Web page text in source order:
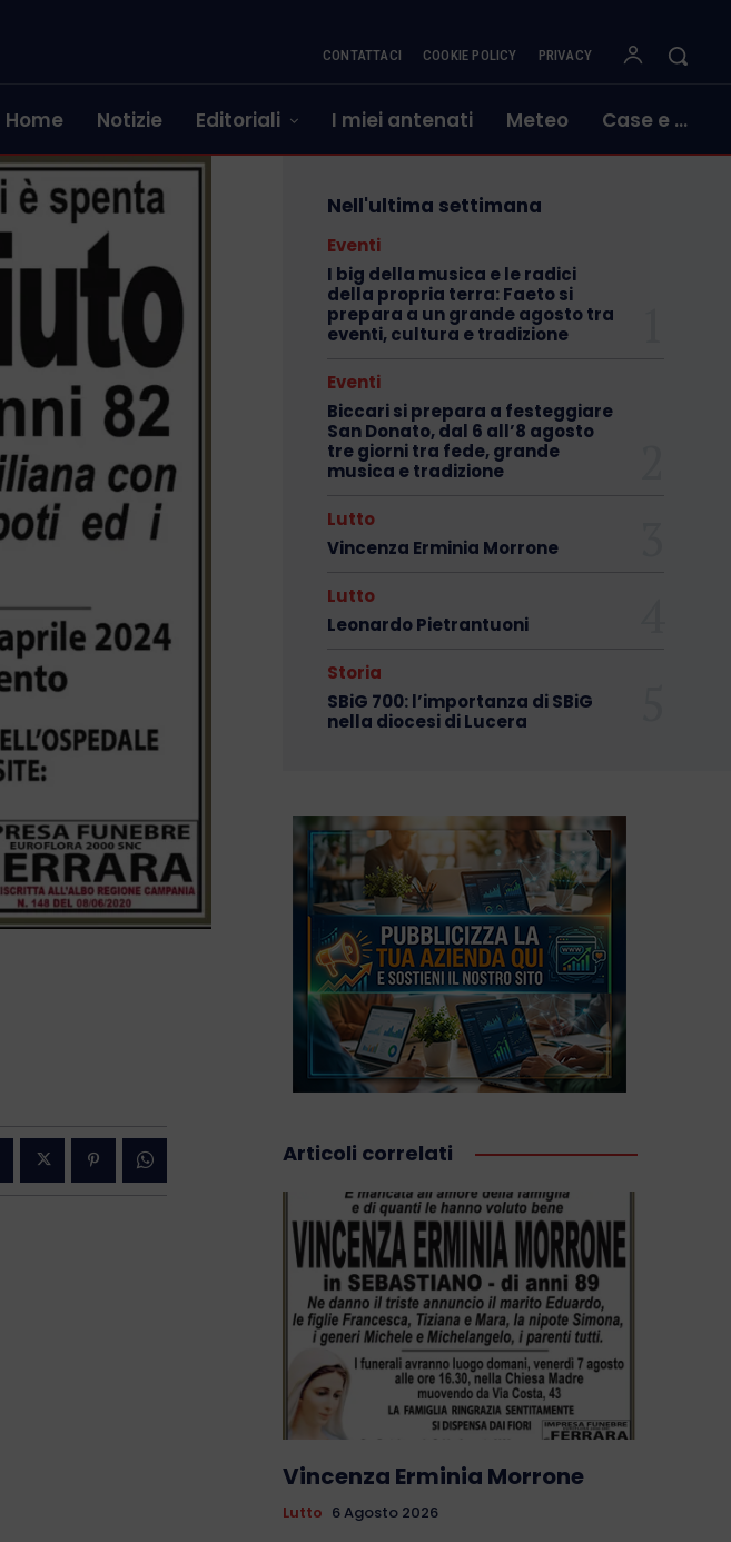
CONTATTACI COOKIE POLICY PRIVACY
Home Notizie Editoriali I miei antenati Meteo Case e …
Nell'ultima settimana
Eventi
I big della musica e le radici
della propria terra: Faeto si
prepara a un grande agosto tra
eventi, cultura e tradizione
Eventi
Biccari si prepara a festeggiare
San Donato, dal 6 all’8 agosto
tre giorni tra fede, grande
musica e tradizione
Lutto
Vincenza Erminia Morrone
Lutto
Leonardo Pietrantuoni
Storia
SBiG 700: l’importanza di SBiG
nella diocesi di Lucera
Articoli correlati
Vincenza Erminia Morrone
Lutto 6 Agosto 2026